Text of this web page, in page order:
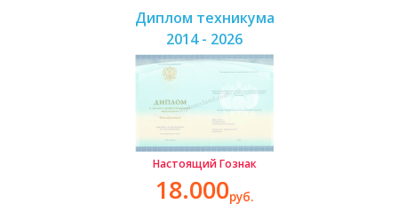
Диплом техникума
2014 - 2026
Настоящий Гознак
18.000руб.